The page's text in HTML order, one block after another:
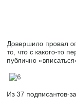
Довершило провал
то, что с какого-то
публично
Из 37 подписантов-